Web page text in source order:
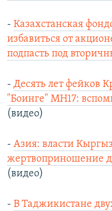
- Казахстанская
избавиться от
подпасть под
- Десять лет фейков
"Боинге" МН17:
(видео)
- Азия: власти
жертвоприношение
(видео)
- В Таджикистане